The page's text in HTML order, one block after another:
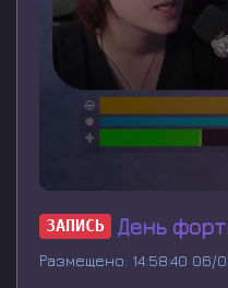
s
e
c
o
ЗАПИСЬ День
Размещено: 14:58:40 06/